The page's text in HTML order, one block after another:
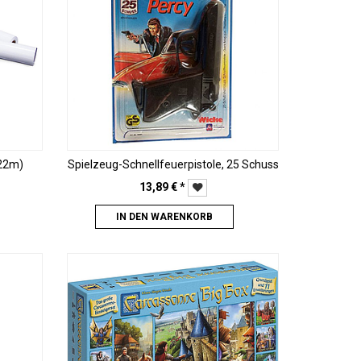
Spielzeug-Schnellfeuerpistole, 25 Schuss
13,89€ *
IN DEN WARENKORB